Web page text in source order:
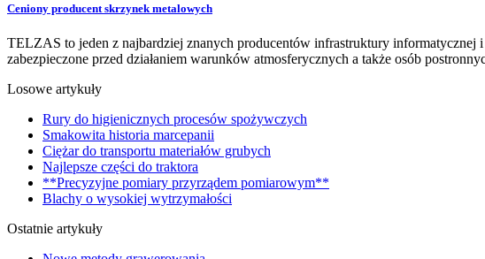
Ceniony producent skrzynek metalowych
TELZAS to jeden z najbardziej znanych producentów infrastruktury informatycznej
zabezpieczone przed działaniem warunków atmosferycznych a także osób
Losowe artykuły
Rury do higienicznych procesów spożywczych
Smakowita historia marcepanii
Ciężar do transportu materiałów grubych
Najlepsze części do traktora
**Precyzyjne pomiary przyrządem pomiarowym**
Blachy o wysokiej wytrzymałości
Ostatnie artykuły